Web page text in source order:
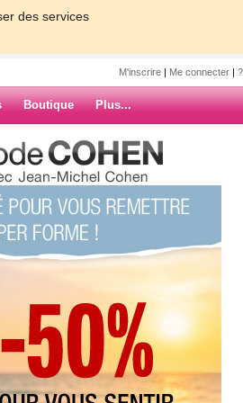
des services
M'inscrire | Me connecter |
Boutique Plus...
ARCHIVES